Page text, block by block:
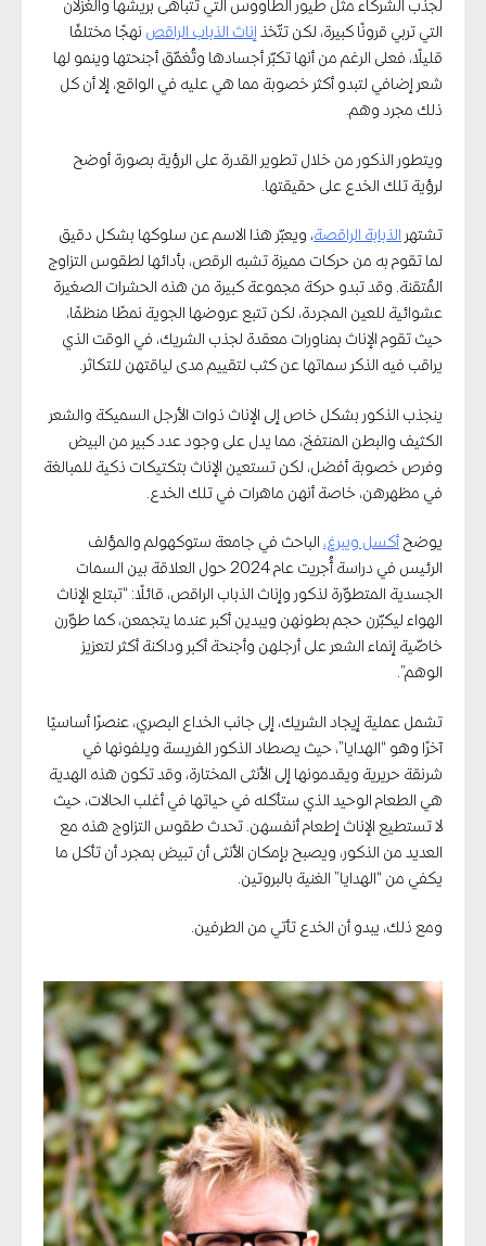
لجذب الشركاء مثل طيور الطاووس التي تتباهى بريشها والغزلان
التي تربي قرونًا كبيرة، لكن تتّخذ إناث الذباب الراقص نهجًا مختلفًا
قليلًا، فعلى الرغم من أنها تكبّر أجسادها وتُغمّق أجنحتها وينمو لها
شعر إضافي لتبدو أكثر خصوبة مما هي عليه في الواقع، إلا أن كل
ذلك مجرد وهم.
ويتطور الذكور من خلال تطوير القدرة على الرؤية بصورة أوضح
لرؤية تلك الخدع على حقيقتها.
تشتهر الذبابة الراقصة، ويعبّر هذا الاسم عن سلوكها بشكل دقيق
لما تقوم به من حركات مميزة تشبه الرقص، بأدائها لطقوس التزاوج
المُتقنة. وقد تبدو حركة مجموعة كبيرة من هذه الحشرات الصغيرة
عشوائية للعين المجردة، لكن تتبع عروضها الجوية نمطًا منظمًا،
حيث تقوم الإناث بمناورات معقدة لجذب الشريك، في الوقت الذي
يراقب فيه الذكر سماتها عن كثب لتقييم مدى لياقتهن للتكاثر.
ينجذب الذكور بشكل خاص إلى الإناث ذوات الأرجل السميكة والشعر
الكثيف والبطن المنتفخ، مما يدل على وجود عدد كبير من البيض
وفرص خصوبة أفضل، لكن تستعين الإناث بتكتيكات ذكية للمبالغة
في مظهرهن، خاصة أنهن ماهرات في تلك الخدع.
يوضح أكسل ويبرغ، الباحث في جامعة ستوكهولم والمؤلف
الرئيس في دراسة أُجريت عام 2024 حول العلاقة بين السمات
الجسدية المتطوّرة لذكور وإناث الذباب الراقص، قائلًا: “تبتلع الإناث
الهواء ليكبّرن حجم بطونهن ويبدين أكبر عندما يتجمعن، كما طوّرن
خاصّية إنماء الشعر على أرجلهن وأجنحة أكبر وداكنة أكثر لتعزيز
الوهم”.
تشمل عملية إيجاد الشريك، إلى جانب الخداع البصري، عنصرًا أساسيًا
آخرًا وهو “الهدايا”، حيث يصطاد الذكور الفريسة ويلفونها في
شرنقة حريرية ويقدمونها إلى الأنثى المختارة، وقد تكون هذه الهدية
هي الطعام الوحيد الذي ستأكله في حياتها في أغلب الحالات، حيث
لا تستطيع الإناث إطعام أنفسهن. تحدث طقوس التزاوج هذه مع
العديد من الذكور، ويصبح بإمكان الأنثى أن تبيض بمجرد أن تأكل ما
يكفي من “الهدايا” الغنية بالبروتين.
ومع ذلك، يبدو أن الخدع تأتي من الطرفين.